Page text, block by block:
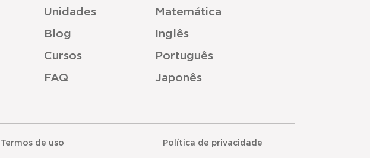
Unidades
Matemática
Blog
Inglês
Cursos
Português
FAQ Japonês
Termos de uso Política de privacidade